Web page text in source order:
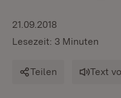
21.09.2018
Lesezeit: 3 Minuten
Teilen Text